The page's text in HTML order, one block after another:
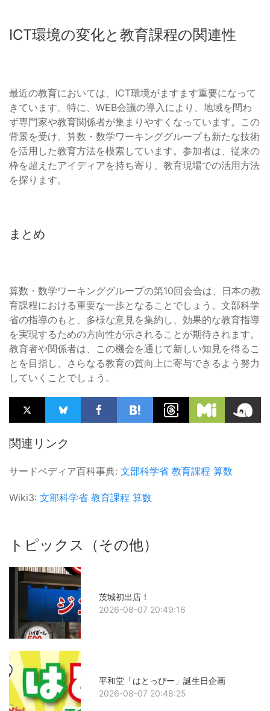
ICT環境の変化と教育課程の関連性
最近の教育においては、ICT環境がますます重要になって
きています。特に、WEB会議の導入により、地域を問わ
ず専門家や教育関係者が集まりやすくなっています。この
背景を受け、算数・数学ワーキンググループも新たな技術
を活用した教育方法を模索しています。参加者は、従来の
枠を超えたアイディアを持ち寄り、教育現場での活用方法
を探ります。
まとめ
算数・数学ワーキンググループの第10回会合は、日本の教
育課程における重要な一歩となることでしょう。文部科学
省の指導のもと、多様な意見を集約し、効果的な教育指導
を実現するための方向性が示されることが期待されます。
教育者や関係者は、この機会を通じて新しい知見を得るこ
とを目指し、さらなる教育の質向上に寄与できるよう努力
していくことでしょう。
関連リンク
サードペディア百科事典: 文部科学省 教育課程 算数
Wiki3: 文部科学省 教育課程 算数
トピックス（その他）
茨城初出店！
2026-08-07 20:49:16
平和堂「はとっぴー」誕生日企画
2026-08-07 20:48:25